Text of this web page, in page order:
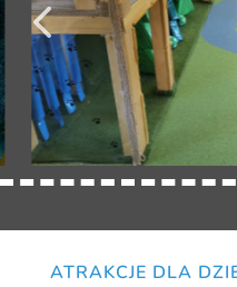
ATRAKCJE DLA